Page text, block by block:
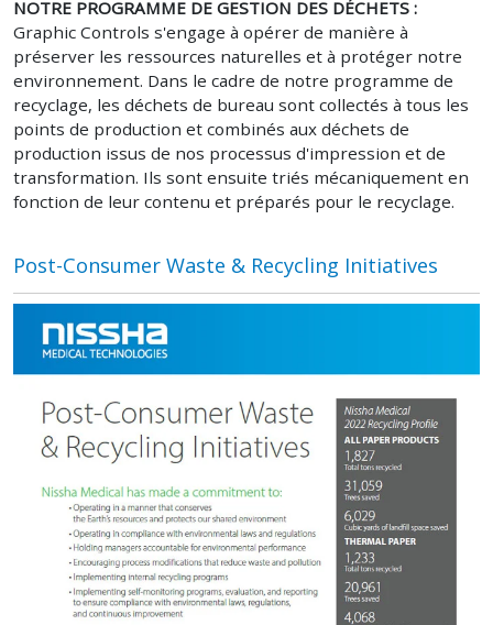
NOTRE PROGRAMME DE GESTION DES DÉCHETS :
Graphic Controls s'engage à opérer de manière à
préserver les ressources naturelles et à protéger notre
environnement. Dans le cadre de notre programme de
recyclage, les déchets de bureau sont collectés à tous les
points de production et combinés aux déchets de
production issus de nos processus d'impression et de
transformation. Ils sont ensuite triés mécaniquement en
fonction de leur contenu et préparés pour le recyclage.
Post-Consumer Waste & Recycling Initiatives